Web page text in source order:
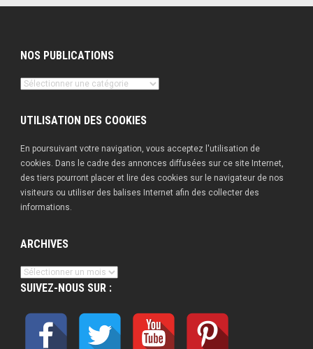
NOS PUBLICATIONS
Nos
UTILISATION DES COOKIES
En poursuivant votre navigation, vous acceptez l'utilisation de
cookies. Dans le cadre des annonces diffusées sur ce site Internet,
des tiers pourront placer et lire des cookies sur le navigateur de nos
visiteurs ou utiliser des balises Internet afin des collecter des
informations.
ARCHIVES
Archives
SUIVEZ-NOUS SUR :